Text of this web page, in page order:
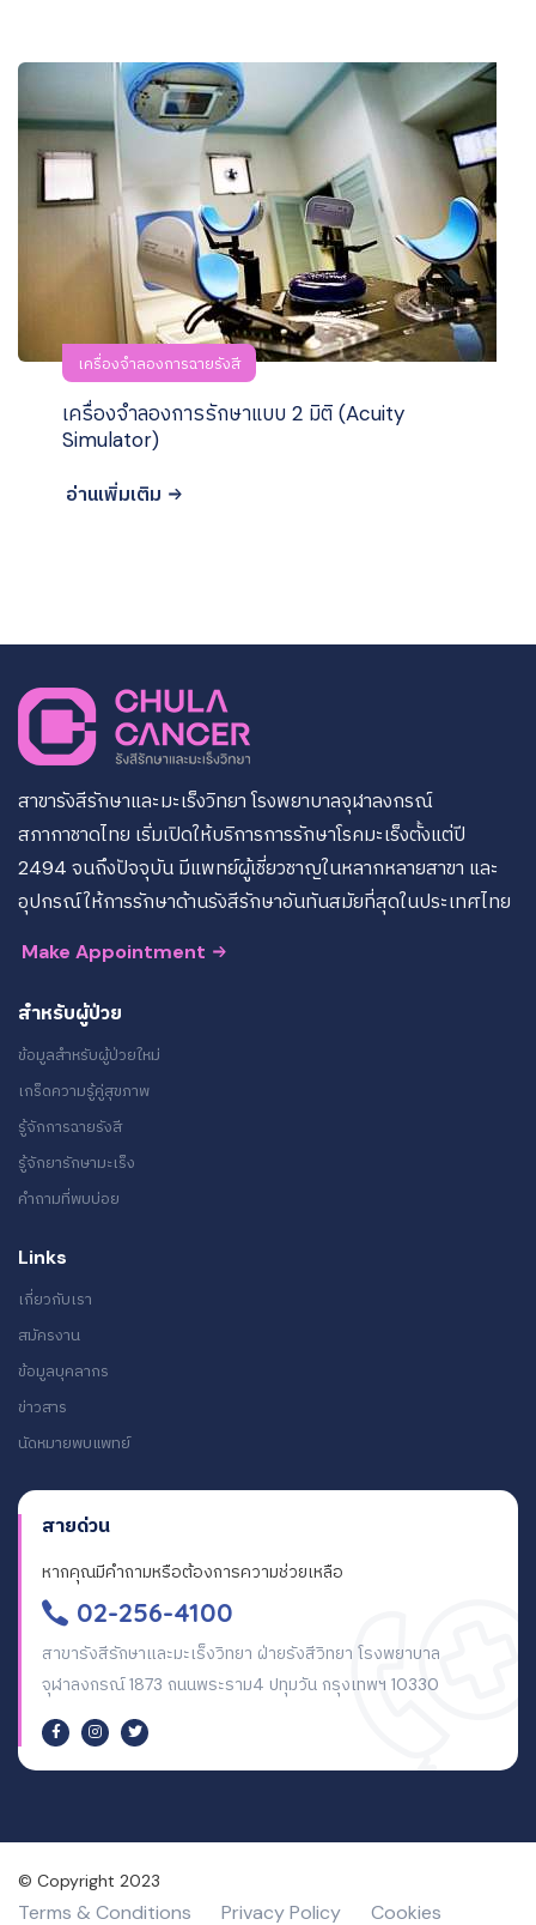
เครื่องจำลองการฉายรังสี
เครื่องจำลองการรักษาแบบ 2 มิติ (Acuity
Simulator)
อ่านเพิ่มเติม
สาขารังสีรักษาและมะเร็งวิทยา โรงพยาบาลจุฬาลงกรณ์
สภากาชาดไทย เริ่มเปิดให้บริการการรักษาโรคมะเร็งตั้งแต่ปี
2494 จนถึงปัจจุบัน มีแพทย์ผู้เชี่ยวชาญในหลากหลายสาขา และ
อุปกรณ์ให้การรักษาด้านรังสีรักษาอันทันสมัยที่สุดในประเทศไทย
Make Appointment
สำหรับผู้ป่วย
ข้อมูลสำหรับผู้ป่วยใหม่
เกร็ดความรู้คู่สุขภาพ
รู้จักการฉายรังสี
รู้จักยารักษามะเร็ง
คำถามที่พบบ่อย
Links
เกี่ยวกับเรา
สมัครงาน
ข้อมูลบุคลากร
ข่าวสาร
นัดหมายพบแพทย์
สายด่วน
หากคุณมีคำถามหรือต้องการความช่วยเหลือ
02-256-4100
สาขารังสีรักษาและมะเร็งวิทยา ฝ่ายรังสีวิทยา โรงพยาบาล
จุฬาลงกรณ์ 1873 ถนนพระราม4 ปทุมวัน กรุงเทพฯ 10330
© Copyright 2023
Terms & Conditions Privacy Policy Cookies